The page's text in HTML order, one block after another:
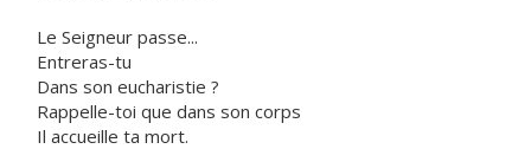
Le Seigneur passe...
Entreras-tu
Dans son eucharistie ?
Rappelle-toi que dans son corps
Il accueille ta mort.